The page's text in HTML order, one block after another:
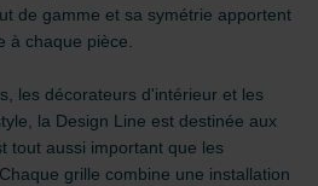
de gamme et sa symétrie apportent
à chaque pièce.
les décorateurs d'intérieur et les
la Design Line est destinée aux
tout aussi important que les
grille combine une installation